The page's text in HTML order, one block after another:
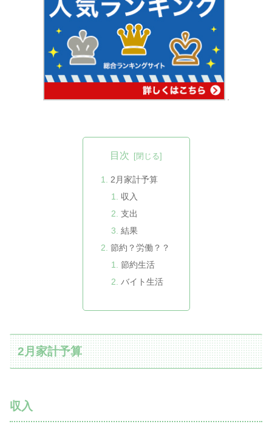
目次
2月家計予算
収入
支出
結果
節約？労働？？
節約生活
バイト生活
2月家計予算
収入